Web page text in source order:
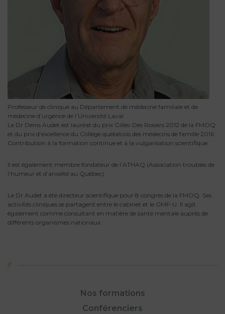
Professeur de clinique au Département de médecine familiale et de
médecine d’urgence de l’Université Laval
Le Dr Denis Audet est lauréat du prix Gilles-Des Rosiers 2012 de la FMOQ
et du prix d’excellence du Collège québécois des médecins de famille 2016 :
Contribution à la formation continue et à la vulgarisation scientifique.
Il est également membre fondateur de l’ATHAQ (Association troubles de
l’humeur et d’anxiété au Québec).
Le Dr Audet a été directeur scientifique pour 8 congrès de la FMOQ. Ses
activités cliniques se partagent entre le cabinet et le GMF-U. Il agit
également comme consultant en matière de santé mentale auprès de
différents organismes nationaux.
Nos formations
Conférenciers